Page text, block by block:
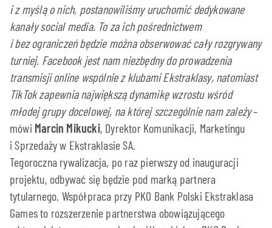
i z myślą o nich, postanowiliśmy uruchomić dedykowane
kanały social media. To za ich pośrednictwem
i bez ograniczeń będzie można obserwować cały rozgrywany
turniej. Facebook jest nam niezbędny do prowadzenia
transmisji online wspólnie z klubami Ekstraklasy, natomiast
TikTok zapewnia największą dynamikę wzrostu wśród
młodej grupy docelowej, na której szczególnie nam zależy–
mówi Marcin Mikucki, Dyrektor Komunikacji, Marketingu
i Sprzedaży w Ekstraklasie SA.
Tegoroczna rywalizacja, po raz pierwszy od inauguracji
projektu, odbywać się będzie pod marką partnera
tytularnego. Współpraca przy PKO Bank Polski Ekstraklasa
Games to rozszerzenie partnerstwa obowiązującego